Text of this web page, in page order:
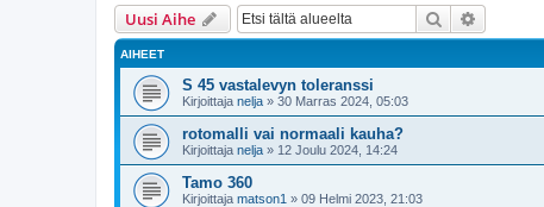
Uusi Aihe Etsi
AIHEET
S 45 vastalevyn toleranssi
Kirjoittaja nelja » 30 Marras 2024, 05:03
rotomalli vai normaali kauha?
Kirjoittaja nelja » 12 Joulu 2024, 14:24
Tamo 360
Kirjoittaja matson1 » 09 Helmi 2023, 21:03